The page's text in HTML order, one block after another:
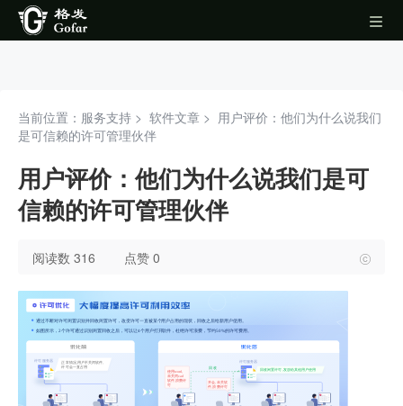
当前位置：服务支持 > 软件文章 > 用户评价：他们为什么说我们
是可信赖的许可管理伙伴
用户评价：他们为什么说我们是可
信赖的许可管理伙伴
阅读数 316 点赞 0